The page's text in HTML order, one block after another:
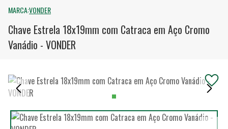
MARCA:VONDER
Chave Estrela 18x19mm com Catraca em Aço Cromo
Vanádio - VONDER